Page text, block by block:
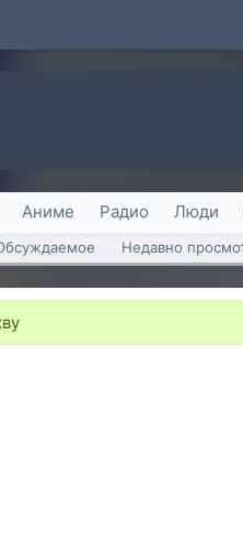
Аниме Радио Люди
Недавно